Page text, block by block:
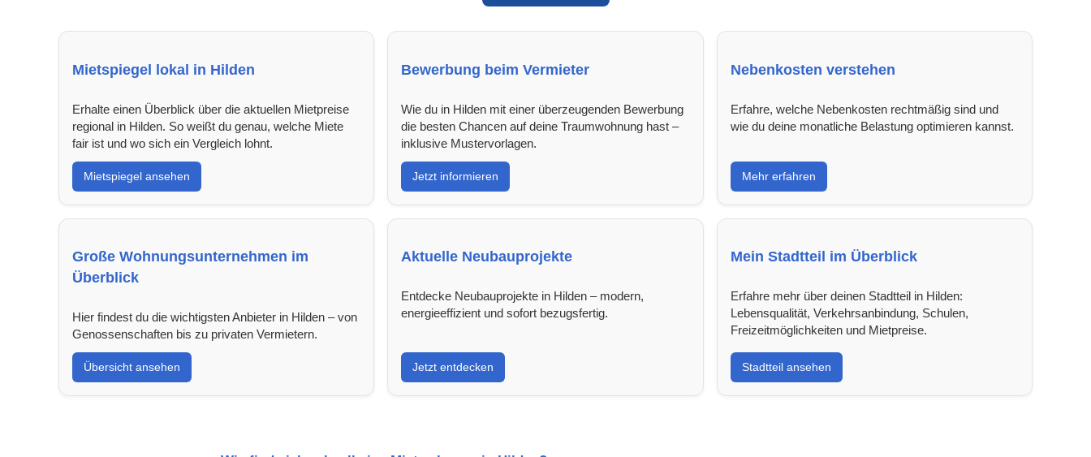
Mietspiegel lokal in Hilden
Erhalte einen Überblick über die aktuellen Mietpreise
regional in Hilden. So weißt du genau, welche Miete
fair ist und wo sich ein Vergleich lohnt.
Mietspiegel ansehen
Bewerbung beim Vermieter
Wie du in Hilden mit einer überzeugenden Bewerbung
die besten Chancen auf deine Traumwohnung hast –
inklusive Mustervorlagen.
Jetzt informieren
Nebenkosten verstehen
Erfahre, welche Nebenkosten rechtmäßig sind und
wie du deine monatliche Belastung optimieren kannst.
Mehr erfahren
Große Wohnungsunternehmen im
Überblick
Hier findest du die wichtigsten Anbieter in Hilden – von
Genossenschaften bis zu privaten Vermietern.
Übersicht ansehen
Aktuelle Neubauprojekte
Entdecke Neubauprojekte in Hilden – modern,
energieeffizient und sofort bezugsfertig.
Jetzt entdecken
Mein Stadtteil im Überblick
Erfahre mehr über deinen Stadtteil in Hilden:
Lebensqualität, Verkehrsanbindung, Schulen,
Freizeitmöglichkeiten und Mietpreise.
Stadtteil ansehen